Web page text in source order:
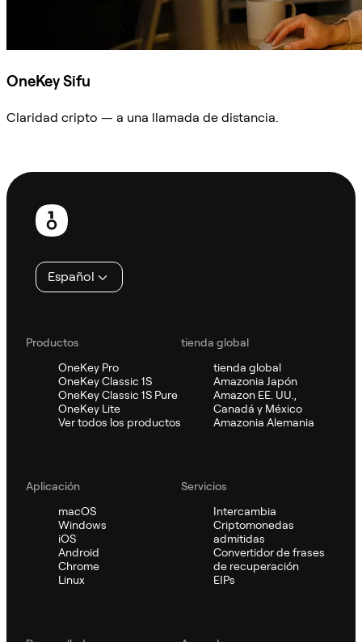
OneKey Sifu
Claridad cripto — a una llamada de distancia.
Pie
página
Español
Productos
OneKey Pro
OneKey Classic 1S
OneKey Classic 1S Pure
OneKey Lite
Ver todos los productos
tienda global
tienda global
Amazonia Japón
Amazon EE. UU.,
Canadá y México
Amazonia Alemania
Aplicación
macOS
Windows
iOS
Android
Chrome
Linux
Servicios
Intercambia
Criptomonedas
admitidas
Convertidor de frases
de recuperación
EIPs